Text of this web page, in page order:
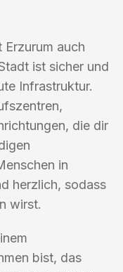
Erzurum auch
ist sicher und
Infrastruktur.
die dir
in
herzlich, sodass
wirst.
bist, das